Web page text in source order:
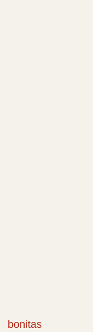
bonitas